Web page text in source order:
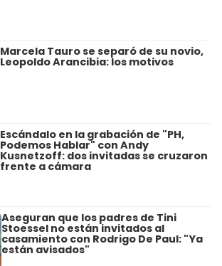
Marcela Tauro se separó de su novio,
Leopoldo Arancibia: los motivos
Escándalo en la grabación de "PH,
Podemos Hablar" con Andy
Kusnetzoff: dos invitadas se cruzaron
frente a cámara
Aseguran que los padres de Tini
Stoessel no están invitados al
casamiento con Rodrigo De Paul: "Ya
están avisados"